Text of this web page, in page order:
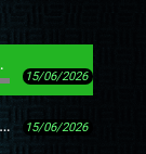
15/06/2026
15/06/2026